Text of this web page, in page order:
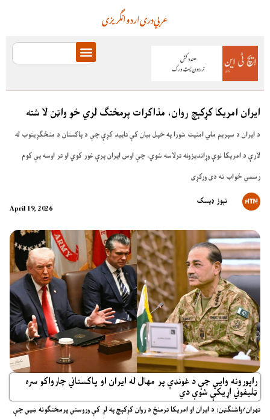
انگریزیاردودریعربي
ایران امریکا کړکېچ روان، مذاکرات پرمختګ لري خو واټن لا شته
د ایران د سپریم ملي امنیت شورا په خپل بیان کې تایید کړې چې د پاکستان د منځګړیتوب له
لارې د امریکا نوې وړاندیزونه ترلاسه شوي، چې اوس ایران پرې غور کوي او تر اوسه یې کوم
رسمي ځواب نه دی ورکړی
April 19, 2026
نېوز ډیسک
راپورونه وایي چې د غونډې پر مهال له ایران او پاکستاني چارواکو سره
ټلیفوني اړیکې شوې دي
تهران/واشنګټن: د ایران او امریکا ترمنځ د روان کړکېچ په لړ کې وروستي پرمختګونه ښيي چې